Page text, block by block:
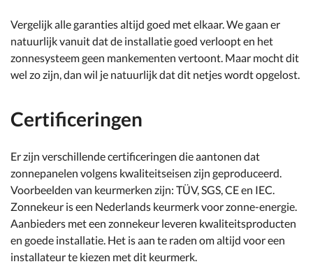
Vergelijk alle garanties altijd goed met elkaar. We gaan er
natuurlijk vanuit dat de installatie goed verloopt en het
zonnesysteem geen mankementen vertoont. Maar mocht dit
wel zo zijn, dan wil je natuurlijk dat dit netjes wordt opgelost.
Certificeringen
Er zijn verschillende certificeringen die aantonen dat
zonnepanelen volgens kwaliteitseisen zijn geproduceerd.
Voorbeelden van keurmerken zijn: TÜV, SGS, CE en IEC.
Zonnekeur is een Nederlands keurmerk voor zonne-energie.
Aanbieders met een zonnekeur leveren kwaliteitsproducten
en goede installatie. Het is aan te raden om altijd voor een
installateur te kiezen met dit keurmerk.